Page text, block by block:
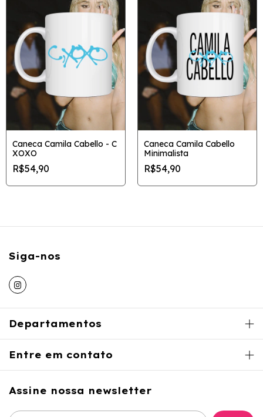
Caneca Camila Cabello - C
XOXO
R$54,90
Caneca Camila Cabello
Minimalista
R$54,90
Siga-nos
Departamentos
Entre em contato
Assine nossa newsletter